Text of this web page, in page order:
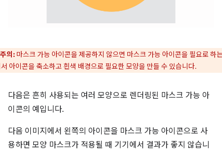
주의: 마스크 가능 아이콘을 제공하지 않으면 마스크 가능 아이콘을 필요로 하
아이콘을 축소하고 흰색 배경으로 필요한 모양을 만들 수 있습니다.
다음은 흔히 사용되는 여러 모양으로 렌더링된 마스크 가능 아
이콘의 예입니다.
다음 이미지에서 왼쪽의 아이콘을 마스크 가능 아이콘으로 사
용하면 모양 마스크가 적용될 때 기기에서 결과가 좋지 않습니